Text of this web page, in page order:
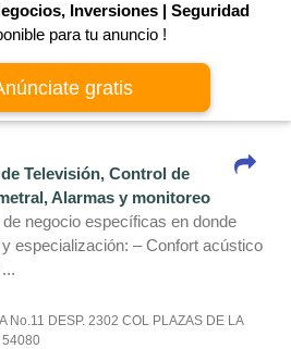
Inversiones | Seguridad
para tu anuncio !
gratis
Televisión, Control de
Alarmas y monitoreo
negocio especí­ficas en donde
especialización: – Confort acústico
No.11 DESP. 2302 COL PLAZAS DE LA
54080